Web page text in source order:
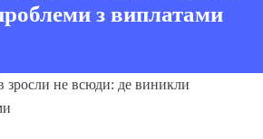
з виплатами